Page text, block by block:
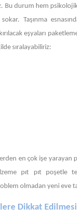
Bu durum hem
Taşınma
eşyaları
sıralayabiliriz:
en çok işe yarayan
pıt pıt poşetle
olmadan yeni eve
Dikkat